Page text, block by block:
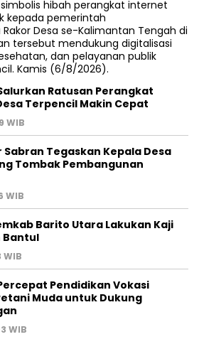
Ratusan Perangkat
Terpencil Makin Cepat
WIB
Tegaskan Kepala Desa
Tombak Pembangunan
WIB
Barito Utara Lakukan Kaji
Bantul
WIB
Pendidikan Vokasi
Muda untuk Dukung
WIB